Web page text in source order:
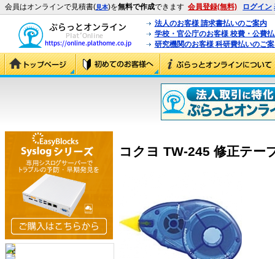
会員はオンラインで見積書(見本)を無料で作成できます 会員登録(無料) ログイン
法人のお客様 請求書払いのご案内
学校・官公庁のお客様 校費・公費
研究機関のお客様 科研費払いのご
コクヨ TW-245 修正テー